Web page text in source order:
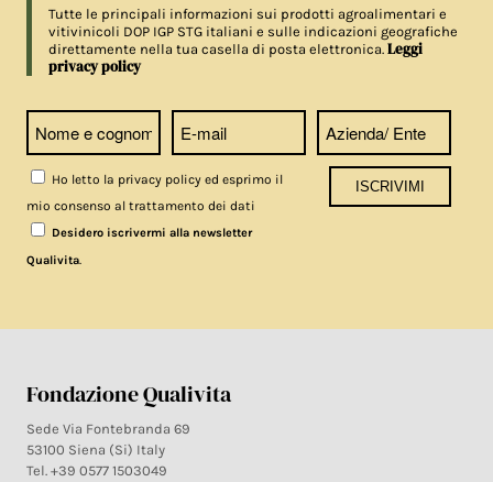
Tutte le principali informazioni sui prodotti agroalimentari e
vitivinicoli DOP IGP STG italiani e sulle indicazioni geografiche
direttamente nella tua casella di posta elettronica.Leggi
privacy policy
Ho letto la privacy policy ed esprimo il
mio consenso al trattamento dei dati
Desidero iscrivermi alla newsletter
Qualivita.
Fondazione Qualivita
Sede Via Fontebranda 69
53100 Siena (Si) Italy
Tel. +39 0577 1503049